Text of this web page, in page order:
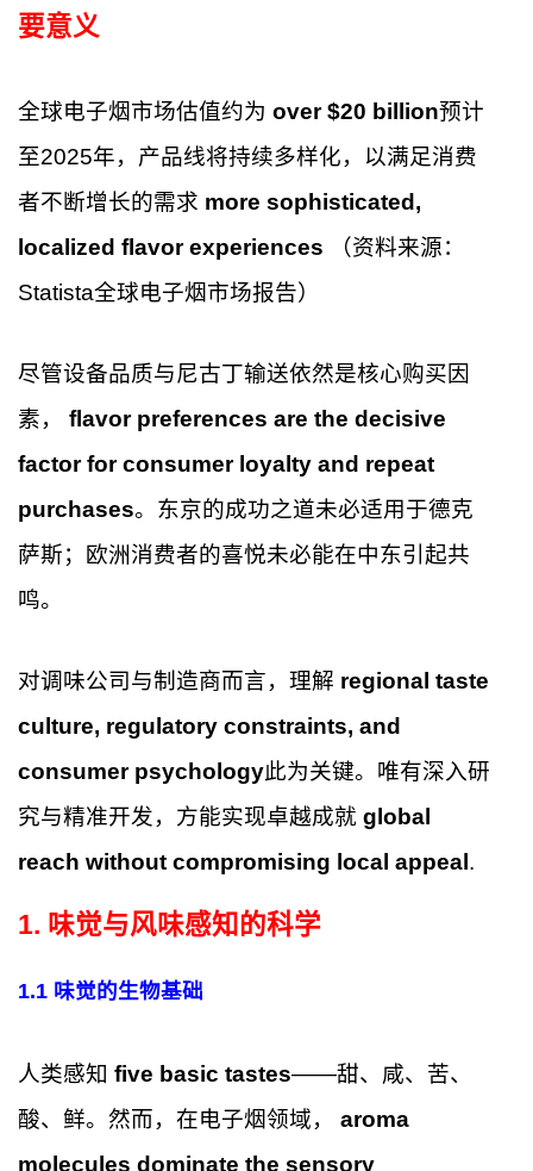
要意义
全球电子烟市场估值约为 over $20 billion预计
至2025年，产品线将持续多样化，以满足消费
者不断增长的需求 more sophisticated,
localized flavor experiences （资料来源：
Statista全球电子烟市场报告）
尽管设备品质与尼古丁输送依然是核心购买因
素， flavor preferences are the decisive
factor for consumer loyalty and repeat
purchases。东京的成功之道未必适用于德克
萨斯；欧洲消费者的喜悦未必能在中东引起共
鸣。
对调味公司与制造商而言，理解 regional taste
culture, regulatory constraints, and
consumer psychology此为关键。唯有深入研
究与精准开发，方能实现卓越成就 global
reach without compromising local appeal .
1. 味觉与风味感知的科学
1.1 味觉的生物基础
人类感知 five basic tastes——甜、咸、苦、
酸、鲜。然而，在电子烟领域， aroma
molecules dominate the sensory